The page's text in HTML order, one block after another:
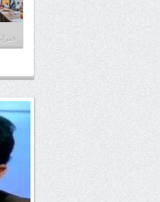
فبراير 7,